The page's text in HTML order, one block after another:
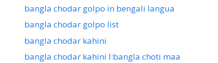
bangla chodar golpo in bengali langua
bangla chodar golpo list
bangla chodar kahini
bangla chodar kahini l:bangla choti maa